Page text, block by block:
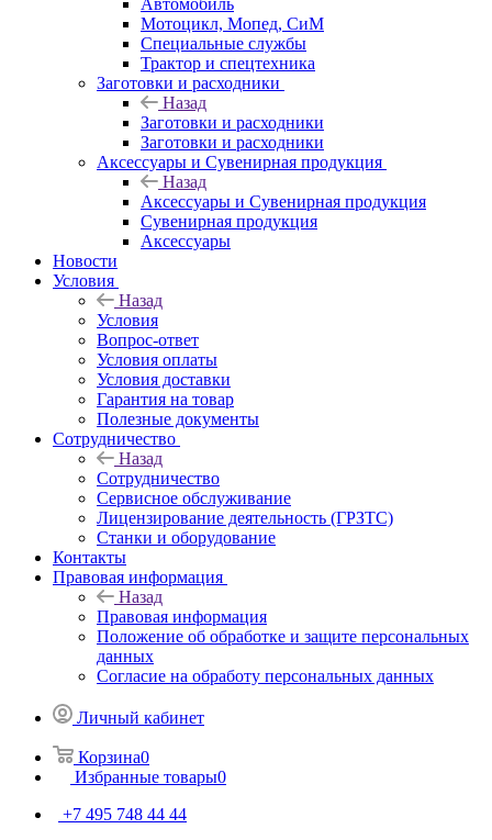
Автомобиль
Мотоцикл, Мопед, СиМ
Специальные службы
Трактор и спецтехника
Заготовки и расходники
Назад
Заготовки и расходники
Заготовки и расходники
Аксессуары и Сувенирная продукция
Назад
Аксессуары и Сувенирная продукция
Сувенирная продукция
Аксессуары
Новости
Условия
Назад
Условия
Вопрос-ответ
Условия оплаты
Условия доставки
Гарантия на товар
Полезные документы
Сотрудничество
Назад
Сотрудничество
Сервисное обслуживание
Лицензирование деятельность (ГРЗТС)
Станки и оборудование
Контакты
Правовая информация
Назад
Правовая информация
Положение об обработке и защите персональных
данных
Согласие на обработу персональных данных
Личный кабинет
Корзина0
Избранные товары0
+7 495 748 44 44